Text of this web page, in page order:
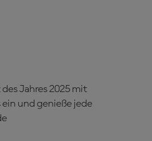
Jahres 2025 mit
ein und genieße jede